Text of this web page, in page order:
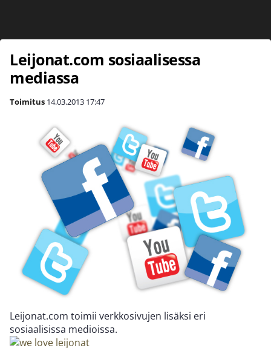
Leijonat.com sosiaalisessa
mediassa
Toimitus 14.03.2013 17:47
Leijonat.com toimii verkkosivujen lisäksi eri
sosiaalisissa medioissa.